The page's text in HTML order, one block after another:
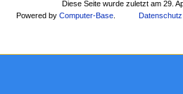
Diese Seite wurde zuletzt am 29.
Powered byComputer-Base Datenschutz